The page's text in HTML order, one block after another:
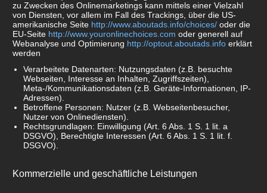
zu Zwecken des Onlinemarketings kann mittels einer Vielzahl
von Diensten, vor allem im Fall des Trackings, über die US-
amerikanische Seite http://www.aboutads.info/choices/ oder die
EU-Seite http://www.youronlinechoices.com oder generell auf
Webanalyse und Optimierung http://optout.aboutads.info erklärt
werden
Verarbeitete Datenarten: Nutzungsdaten (z.B. besuchte
Webseiten, Interesse an Inhalten, Zugriffszeiten),
Meta-/Kommunikationsdaten (z.B. Geräte-Informationen, IP-
Adressen).
Betroffene Personen: Nutzer (z.B. Webseitenbesucher,
Nutzer von Onlinediensten).
Rechtsgrundlagen: Einwilligung (Art. 6 Abs. 1 S. 1 lit. a
DSGVO), Berechtigte Interessen (Art. 6 Abs. 1 S. 1 lit. f.
DSGVO).
Kommerzielle und geschäftliche Leistungen